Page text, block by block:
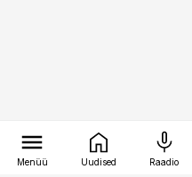
Menüü Uudised Raadio